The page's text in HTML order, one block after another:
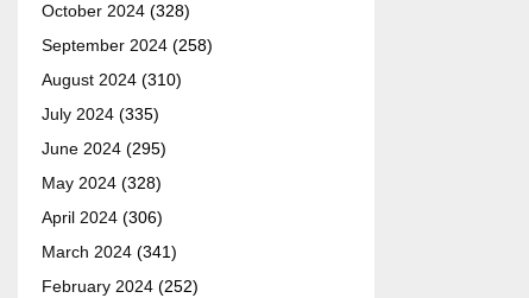
October 2024 (328)
September 2024 (258)
August 2024 (310)
July 2024 (335)
June 2024 (295)
May 2024 (328)
April 2024 (306)
March 2024 (341)
February 2024 (252)